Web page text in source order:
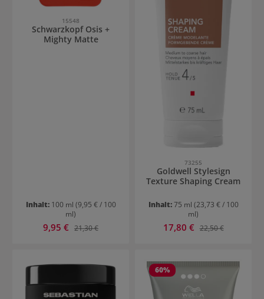
15548
Schwarzkopf Osis +
Mighty Matte
Inhalt: 100 ml (9,95 € / 100
ml)
Verkaufspreis:
9,95 € Regulärer Preis:
21,30 €
73255
Goldwell Stylesign
Texture Shaping Cream
Inhalt:75 ml (23,73 € / 100
ml)
Verkaufspreis:
17,80 € Regulärer Preis:
22,50 €
60%